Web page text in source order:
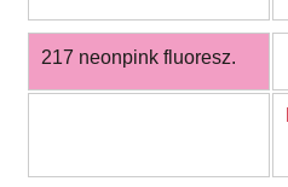
217 neonpink fluoresz.